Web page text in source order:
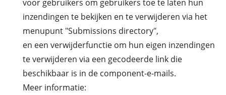
voor gebruikers om gebruikers toe te laten hun
inzendingen te bekijken en te verwijderen via het
menupunt "Submissions directory",
en een verwijderfunctie om hun eigen inzendingen
te verwijderen via een gecodeerde link die
beschikbaar is in de component-e-mails.
Meer informatie: